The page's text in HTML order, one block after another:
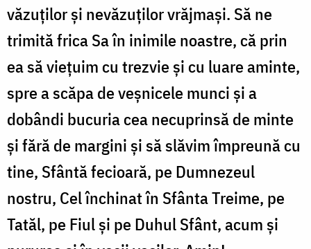
văzuţilor şi nevăzuţilor vrăjmaşi. Să ne
trimită frica Sa în inimile noastre, că prin
ea să vieţuim cu trezvie şi cu luare aminte,
spre a scăpa de veşnicele munci şi a
dobândi bucuria cea necuprinsă de minte
şi fără de margini şi să slăvim împreună cu
tine, Sfântă fecioară, pe Dumnezeul
nostru, Cel închinat în Sfânta Treime, pe
Tatăl, pe Fiul şi pe Duhul Sfânt, acum şi